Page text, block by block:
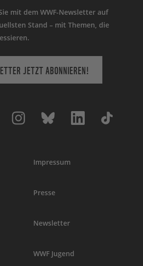
mit dem WWF-Newsletter auf
Stand – mit Themen, die
JETZT ABONNIEREN!
Impressum
Presse
Newsletter
WWF Jugend